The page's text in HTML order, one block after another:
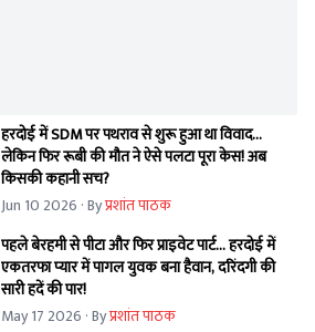
हरदोई में SDM पर पथराव से शुरू हुआ था विवाद...
लेकिन फिर रूबी की मौत ने ऐसे पलटा पूरा केस! अब
किसकी कहानी सच?
Jun 10 2026 · Byप्रशांत पाठक
पहले बेरहमी से पीटा और फिर प्राइवेट पार्ट... हरदोई में
एकतरफा प्यार में पागल युवक बना हैवान, दरिंदगी की
सारी हदें की पार!
May 17 2026 · Byप्रशांत पाठक